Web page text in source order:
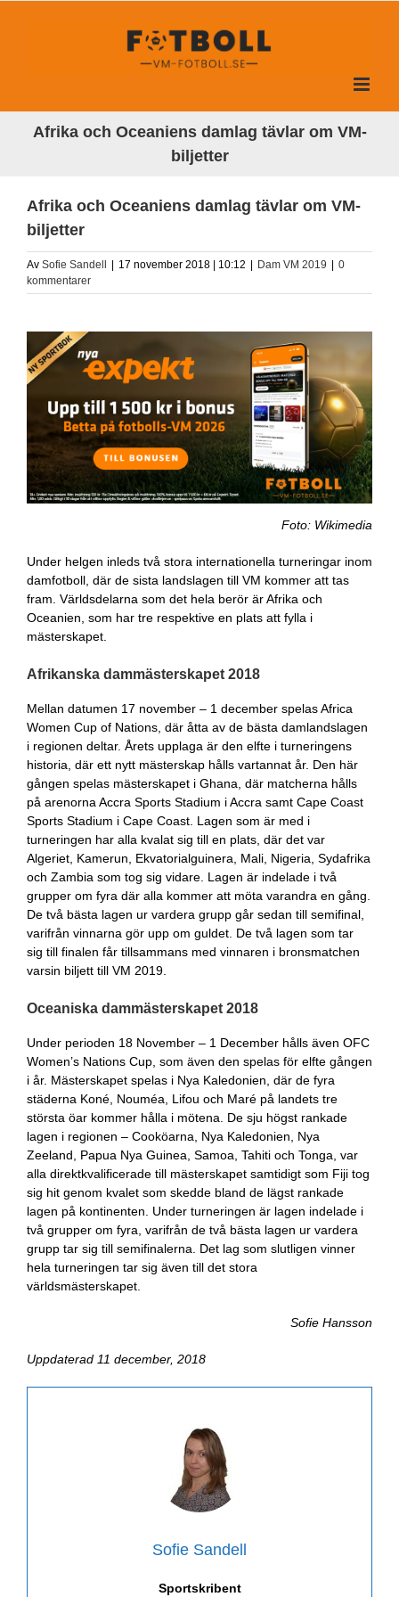
Afrika och Oceaniens damlag tävlar om VM-
biljetter
Afrika och Oceaniens damlag tävlar om VM-
biljetter
Av Sofie Sandell | 17 november 2018 | 10:12 | Dam VM 2019 | 0
kommentarer
Foto: Wikimedia
Under helgen inleds två stora internationella turneringar inom
damfotboll, där de sista landslagen till VM kommer att tas
fram. Världsdelarna som det hela berör är Afrika och
Oceanien, som har tre respektive en plats att fylla i
mästerskapet.
Afrikanska dammästerskapet 2018
Mellan datumen 17 november – 1 december spelas Africa
Women Cup of Nations, där åtta av de bästa damlandslagen
i regionen deltar. Årets upplaga är den elfte i turneringens
historia, där ett nytt mästerskap hålls vartannat år. Den här
gången spelas mästerskapet i Ghana, där matcherna hålls
på arenorna Accra Sports Stadium i Accra samt Cape Coast
Sports Stadium i Cape Coast. Lagen som är med i
turneringen har alla kvalat sig till en plats, där det var
Algeriet, Kamerun, Ekvatorialguinera, Mali, Nigeria, Sydafrika
och Zambia som tog sig vidare. Lagen är indelade i två
grupper om fyra där alla kommer att möta varandra en gång.
De två bästa lagen ur vardera grupp går sedan till semifinal,
varifrån vinnarna gör upp om guldet. De två lagen som tar
sig till finalen får tillsammans med vinnaren i bronsmatchen
varsin biljett till VM 2019.
Oceaniska dammästerskapet 2018
Under perioden 18 November – 1 December hålls även OFC
Women’s Nations Cup, som även den spelas för elfte gången
i år. Mästerskapet spelas i Nya Kaledonien, där de fyra
städerna Koné, Nouméa, Lifou och Maré på landets tre
största öar kommer hålla i mötena. De sju högst rankade
lagen i regionen – Cooköarna, Nya Kaledonien, Nya
Zeeland, Papua Nya Guinea, Samoa, Tahiti och Tonga, var
alla direktkvalificerade till mästerskapet samtidigt som Fiji tog
sig hit genom kvalet som skedde bland de lägst rankade
lagen på kontinenten. Under turneringen är lagen indelade i
två grupper om fyra, varifrån de två bästa lagen ur vardera
grupp tar sig till semifinalerna. Det lag som slutligen vinner
hela turneringen tar sig även till det stora
världsmästerskapet.
Sofie Hansson
Uppdaterad 11 december, 2018
Sofie Sandell
Sportskribent